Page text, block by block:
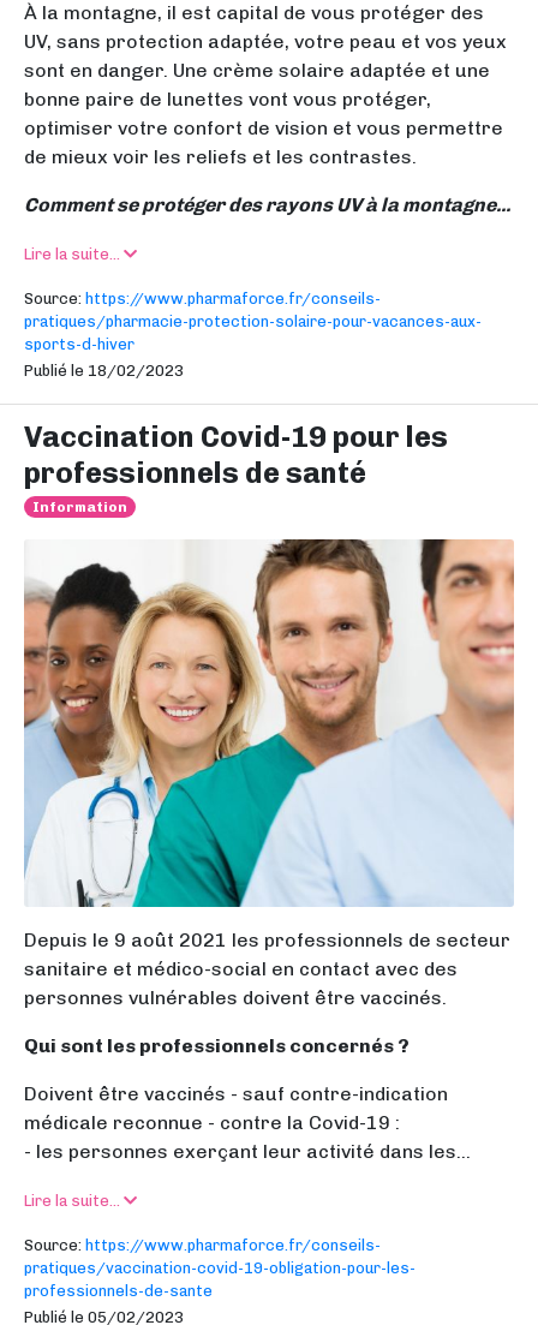
À la montagne, il est capital de vous protéger des
UV, sans protection adaptée, votre peau et vos yeux
sont en danger. Une crème solaire adaptée et une
bonne paire de lunettes vont vous protéger,
optimiser votre confort de vision et vous permettre
de mieux voir les reliefs et les contrastes.
Comment se protéger des rayons UV à la montagne...
Lire la suite...
Source: https://www.pharmaforce.fr/conseils-
pratiques/pharmacie-protection-solaire-pour-vacances-aux-
sports-d-hiver
Publié le 18/02/2023
Vaccination Covid-19 pour les
professionnels de santé
Information
Depuis le 9 août 2021 les professionnels de secteur
sanitaire et médico-social en contact avec des
personnes vulnérables doivent être vaccinés.
Qui sont les professionnels concernés ?
Doivent être vaccinés - sauf contre-indication
médicale reconnue - contre la Covid-19 :
- les personnes exerçant leur activité dans les...
Lire la suite...
Source: https://www.pharmaforce.fr/conseils-
pratiques/vaccination-covid-19-obligation-pour-les-
professionnels-de-sante
Publié le 05/02/2023